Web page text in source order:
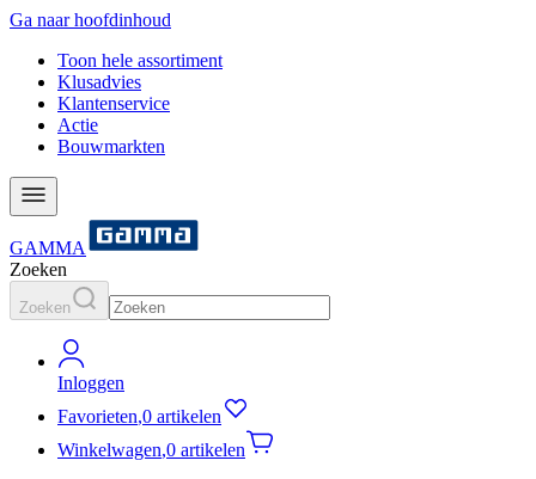
Ga naar hoofdinhoud
Toon hele assortiment
Klusadvies
Klantenservice
Actie
Bouwmarkten
GAMMA
Zoeken
Zoeken
Inloggen
Favorieten,0 artikelen
Winkelwagen,0 artikelen